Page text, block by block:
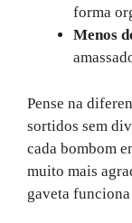
forma
Menos
Pense na
sortidos sem
cada bombom
muito mais
gaveta funciona